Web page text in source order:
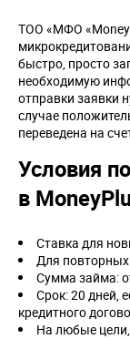
ТОО «МФО
быстро, просто
необходимую
отправки заявки
случае
переведена на
Условия
в
Ставка для
Для повторных
Сумма займа:
Срок: 20 дней,
кредитного
На любые